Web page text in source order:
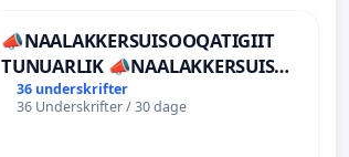
📣NAALAKKERSUISOOQATIGIIT
TUNUARLIK 📣NAALAKKERSUISUT
BØR TRÆKKE SIG TILBAGE
36 underskrifter
36 Underskrifter / 30 dage